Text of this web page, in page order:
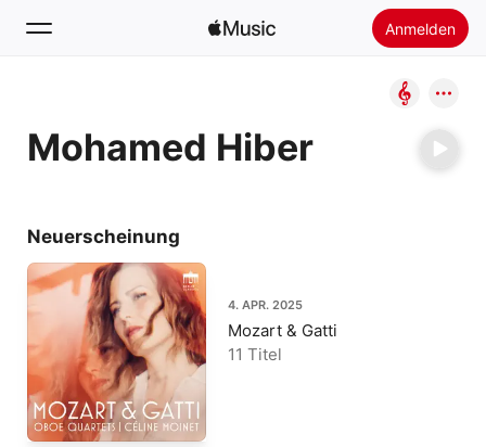
Anmelden
Startseite
Mohamed Hiber
Neuerscheinung
4. APR. 2025
Mozart & Gatti
11 Titel